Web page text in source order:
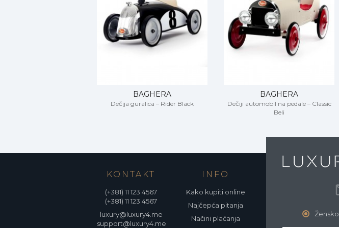
BAGHERA
Dečija guralica – Rider Black
BAGHERA
Dečiji automobil na pedale – Classic
Beli
KONTAKT
(+381) 11 123 4567
(+381) 11 123 4567
luxury@luxury4.me
support@luxury4.me
INFO
Kako kupiti online
Najčepća pitanja
Načini plaćanja
Žensko